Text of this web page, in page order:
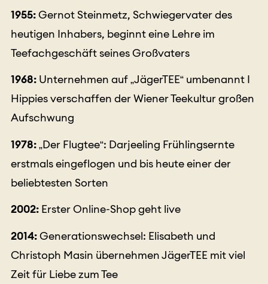
1955:Gernot Steinmetz, Schwiegervater des
heutigen Inhabers, beginnt eine Lehre im
Teefachgeschäft seines Großvaters
1968:Unternehmen auf „JägerTEE“ umbenannt I
Hippies verschaffen der Wiener Teekultur großen
Aufschwung
1978:„Der Flugtee“: Darjeeling Frühlingsernte
erstmals eingeflogen und bis heute einer der
beliebtesten Sorten
2002:Erster Online-Shop geht live
2014:Generationswechsel: Elisabeth und
Christoph Masin übernehmen JägerTEE mit viel
Zeit für Liebe zum Tee